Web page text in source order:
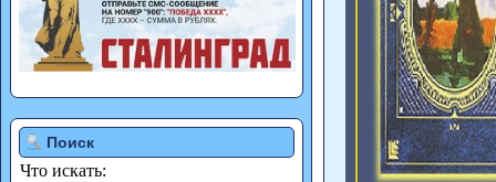
Поиск
Что искать: